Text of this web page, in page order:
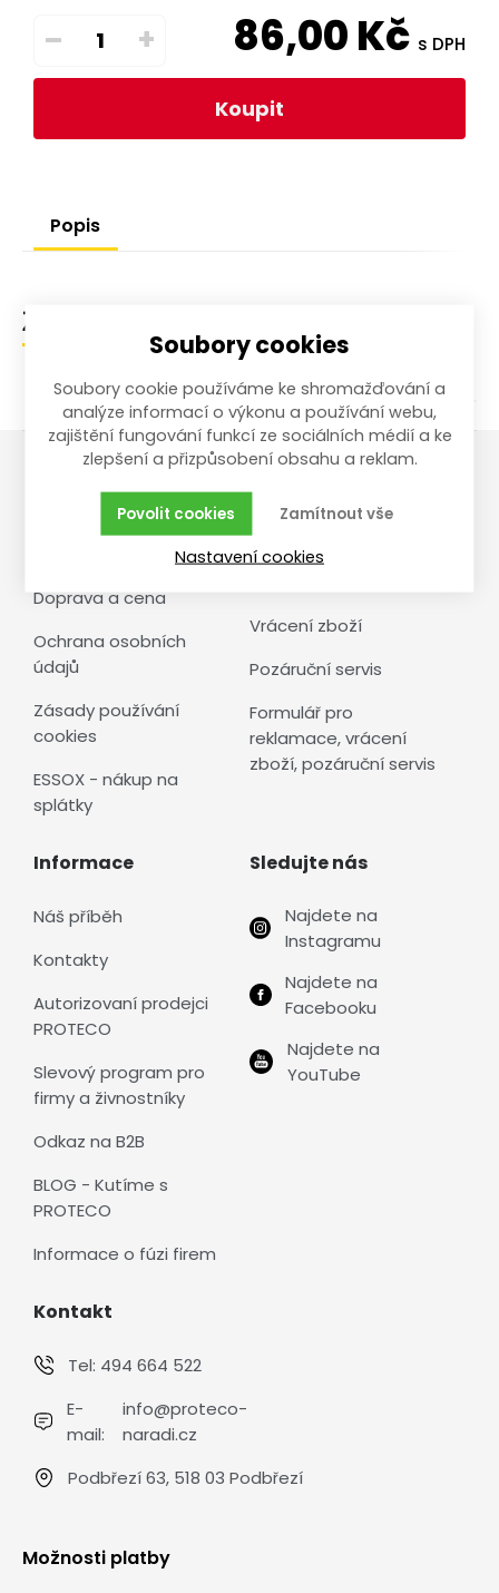
– + 86,00Kč s DPH
Koupit
Popis
Zařazení zboží
Vše o nákupu
Obchodní podmínky
Doprava a cena
Ochrana osobních
údajů
Zásady používání
cookies
ESSOX - nákup na
splátky
Reklamace,
vrácení, servis
Vrácení zboží
Pozáruční servis
Formulář pro
reklamace, vrácení
zboží, pozáruční servis
Informace
Náš příběh
Kontakty
Autorizovaní prodejci
PROTECO
Slevový program pro
firmy a živnostníky
Odkaz na B2B
BLOG - Kutíme s
PROTECO
Informace o fúzi firem
Sledujte nás
Najdete na
Instagramu
Najdete na
Facebooku
Najdete na
YouTube
Kontakt
Tel: 494 664 522
E-
mail:
info@proteco-
naradi.cz
Podbřezí 63, 518 03 Podbřezí
Možnosti platby
Soubory cookies
Soubory cookie používáme ke shromažďování a
analýze informací o výkonu a používání webu,
zajištění fungování funkcí ze sociálních médií a ke
zlepšení a přizpůsobení obsahu a reklam.
Zamítnout vše
Povolit cookies
Nastavení cookies